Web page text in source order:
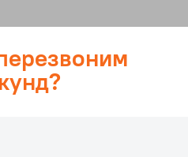
ст. м. Лесная,